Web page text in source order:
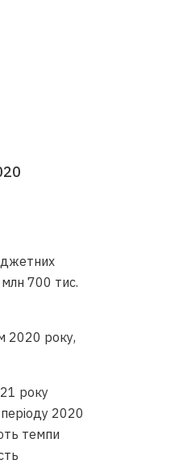
700 тис.
2020 року,
року
2020
темпи